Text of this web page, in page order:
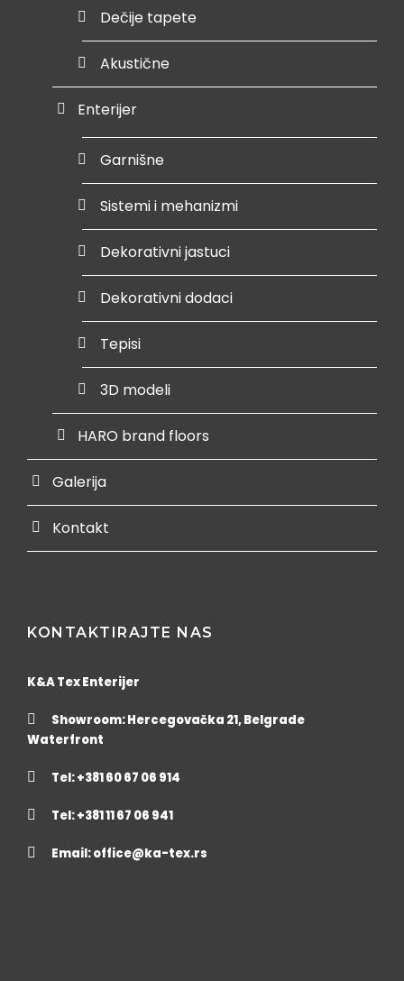
Dečije tapete
Akustične
Enterijer
Garnišne
Sistemi i mehanizmi
Dekorativni jastuci
Dekorativni dodaci
Tepisi
3D modeli
HARO brand floors
Galerija
Kontakt
KONTAKTIRAJTE NAS
K&A Tex Enterijer
Showroom: Hercegovačka 21, Belgrade
Waterfront
Tel: +381 60 67 06 914
Tel: +381 11 67 06 941
Email:office@ka-tex.rs